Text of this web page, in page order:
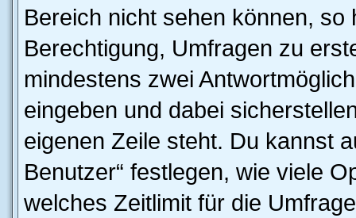
Bereich nicht sehen können,
Berechtigung, Umfragen zu
mindestens zwei
eingeben und dabei
eigenen Zeile steht. Du kannst
Benutzer“ festlegen, wie viele
welches Zeitlimit für die